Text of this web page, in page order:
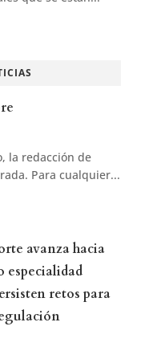
la redacción de
Para cualquier...
avanza hacia
especialidad
retos para